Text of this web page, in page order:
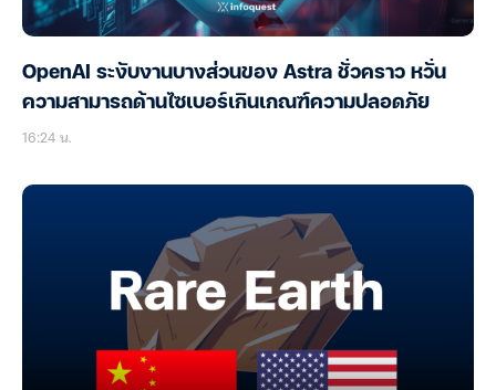
OpenAI ระงับงานบางส่วนของ Astra ชั่วคราว หวั่น
ความสามารถด้านไซเบอร์เกินเกณฑ์ความปลอดภัย
16:24 น.